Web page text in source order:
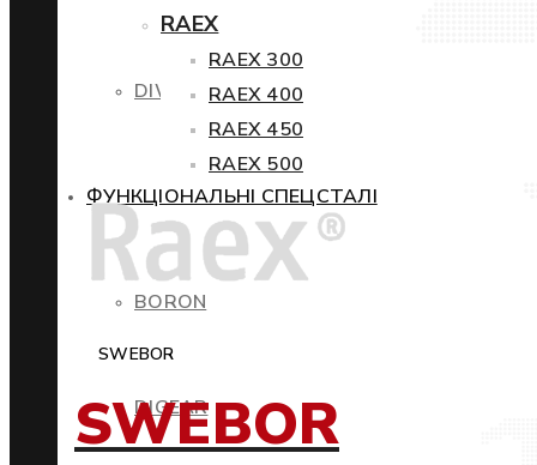
DIWIND
ФУНКЦІОНАЛЬНІ СПЕЦСТАЛІ
BORON
DIGEAR
RAEX
RAEX 300
RAEX 400
RAEX 450
RAEX 500
SWEBOR
SWEBOR